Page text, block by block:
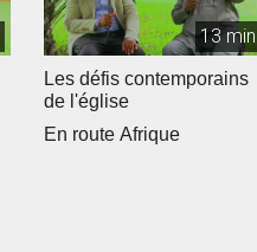
13 min
Les défis contemporains
de l'église
En route Afrique